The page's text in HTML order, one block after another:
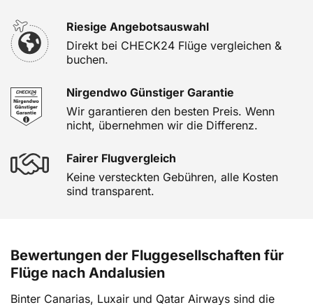
Riesige Angebotsauswahl
Direkt bei CHECK24 Flüge vergleichen &
buchen.
Nirgendwo Günstiger Garantie
Wir garantieren den besten Preis. Wenn
nicht, übernehmen wir die Differenz.
Fairer Flugvergleich
Keine versteckten Gebühren, alle Kosten
sind transparent.
Bewertungen der Fluggesellschaften für
Flüge nach Andalusien
Binter Canarias, Luxair und Qatar Airways sind die